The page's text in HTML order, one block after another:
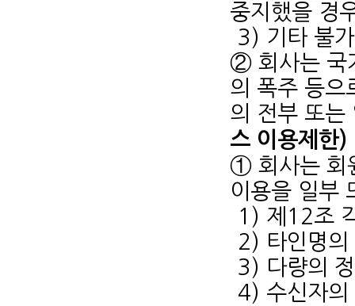
중지했을 경
3) 기타 불
② 회사는 국
의 폭주 등으
의 전부 또는
스 이용제한)
① 회사는 회
이용을 일부
1) 제12조
2) 타인명의
3) 다량의
4) 수신자의